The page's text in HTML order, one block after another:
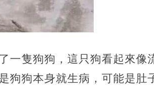
一隻狗狗，這只狗看起來像
狗狗本身就生病，可能是肚